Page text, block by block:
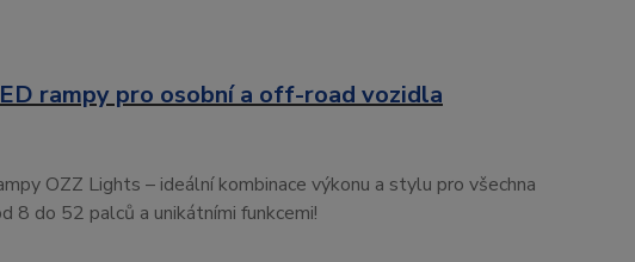
rampy pro osobní a off-road vozidla
OZZ Lights – ideální kombinace výkonu a stylu pro všechna
8 do 52 palců a unikátními funkcemi!